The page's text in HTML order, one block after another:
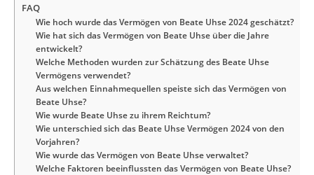
FAQ
Wie hoch wurde das Vermögen von Beate Uhse 2024 geschätzt?
Wie hat sich das Vermögen von Beate Uhse über die Jahre
entwickelt?
Welche Methoden wurden zur Schätzung des Beate Uhse
Vermögens verwendet?
Aus welchen Einnahmequellen speiste sich das Vermögen von
Beate Uhse?
Wie wurde Beate Uhse zu ihrem Reichtum?
Wie unterschied sich das Beate Uhse Vermögen 2024 von den
Vorjahren?
Wie wurde das Vermögen von Beate Uhse verwaltet?
Welche Faktoren beeinflussten das Vermögen von Beate Uhse?